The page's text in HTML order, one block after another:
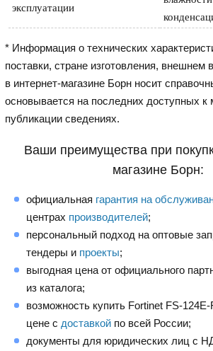
эксплуатации
* Информация о технических
поставки, стране изготовления, внешнем
в интернет-магазине Борн носит
основывается на последних доступных к
публикации сведениях.
Ваши преимущества при
магазине Борн:
официальная гарантия на
центрах производителей;
персональный подход на оптовые
тендеры и проекты;
выгодная цена от официального
из каталога;
возможность купить Fortinet FS-
цене с доставкой по всей России;
документы для юридических лиц с